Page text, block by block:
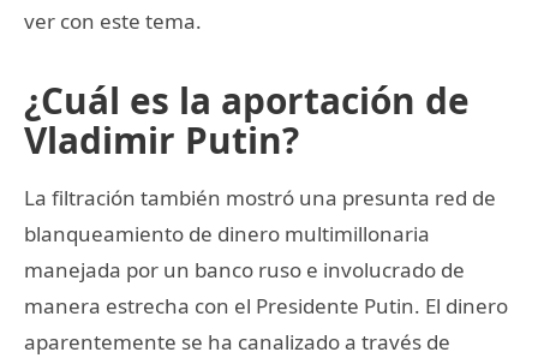
ver con este tema.
¿Cuál es la aportación de
Vladimir Putin?
La filtración también mostró una presunta red de
blanqueamiento de dinero multimillonaria
manejada por un banco ruso e involucrado de
manera estrecha con el Presidente Putin. El dinero
aparentemente se ha canalizado a través de